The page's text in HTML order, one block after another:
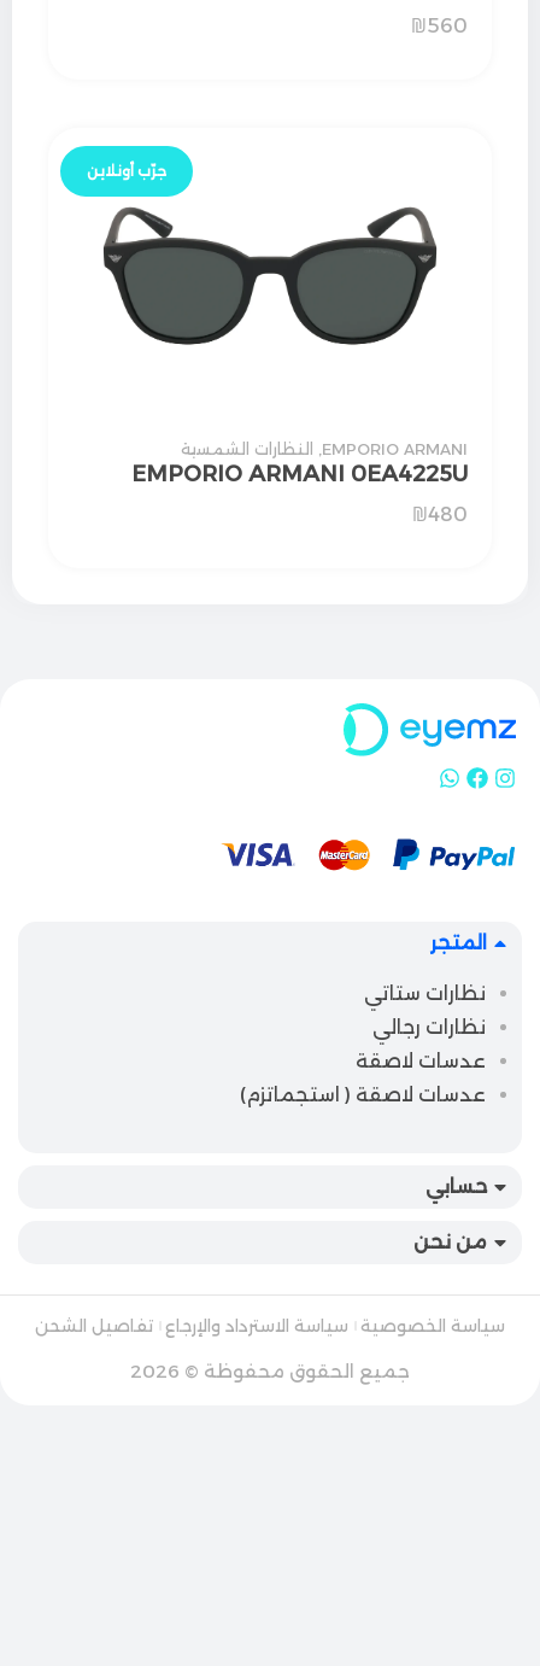
₪560
EMPORIO ARMANI النظارات الشمسية
EMPORIO ARMANI 0EA4225U
₪480
جرّب أونلاين
المتجر
نظارات ستاتي
نظارات رجالي
عدسات لاصقة
عدسات لاصقة ( استجماتزم)
حسابي
من نحن
سياسة الخصوصية سياسة الاسترداد والإرجاع تفاصيل الشحن
جميع الحقوق محفوظة © 2026